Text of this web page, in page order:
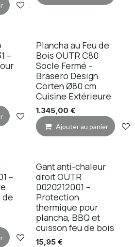
Ajouter à la liste de souhaits
–
Ajouter à la liste de souhaits
Plancha au Feu de
Bois OUTR C80
Socle Fermé –
Brasero Design
Corten Ø80 cm
Cuisine Extérieure
1.345,00 €
Ajouter au panier
–
de
Ajouter à la liste de souhaits
Gant anti-chaleur
droit OUTR
0020212001 –
Protection
thermique pour
plancha, BBQ et
cuisson feu de bois
15,95€